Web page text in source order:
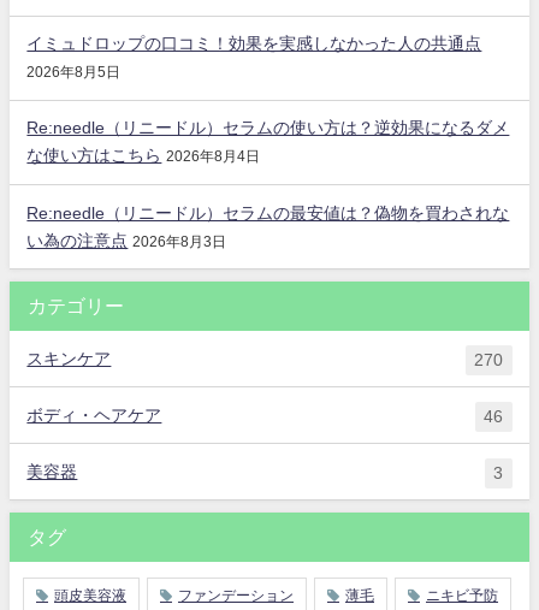
イミュドロップの口コミ！効果を実感しなかった人の共通点
2026年8月5日
Re:needle（リニードル）セラムの使い方は？逆効果になるダメ
な使い方はこちら 2026年8月4日
Re:needle（リニードル）セラムの最安値は？偽物を買わされな
い為の注意点 2026年8月3日
カテゴリー
スキンケア 270
ボディ・ヘアケア 46
美容器 3
タグ
頭皮美容液 ファンデーション 薄毛 ニキビ予防